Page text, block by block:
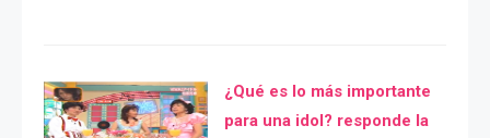
¿Qué es lo más importante
para una idol? responde la